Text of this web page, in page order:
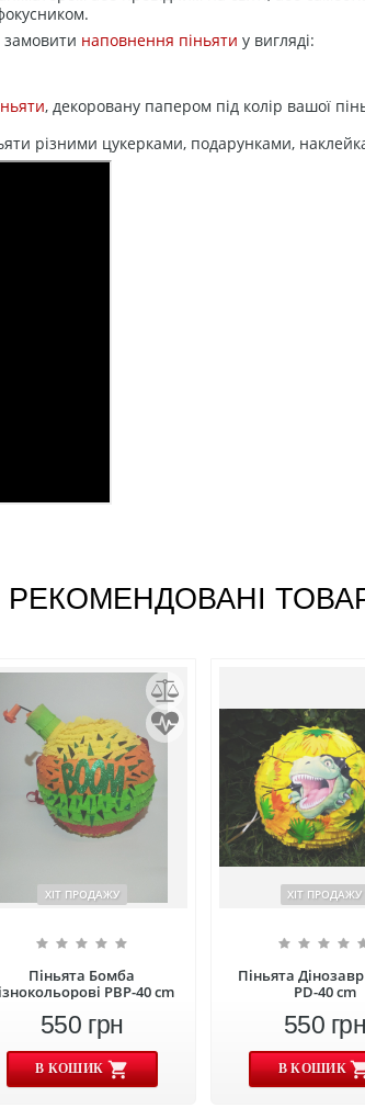
замовити наповнення піньяти у вигляді:
, декоровану папером під колір вашої
різними цукерками, подарунками,
РЕКОМЕНДОВАНІ
Піньята Бомба
PBР-40 cm
550 грн
В КОШИК
ХІТ ПРОДАЖУ
Піньята
PD-40 cm
550 грн
В КОШИК
ХІТ ПРОДАЖУ